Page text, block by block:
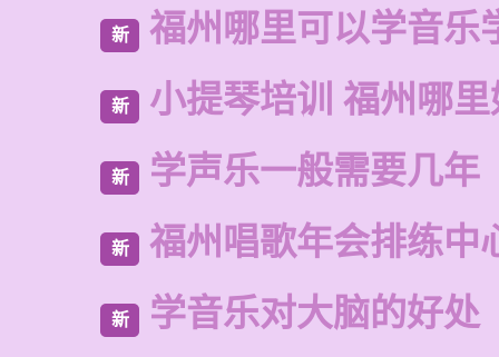
新 福州哪里可以学音乐
新 小提琴培训 福州哪
新 学声乐一般需要几年
新 福州唱歌年会排练中
新 学音乐对大脑的好处